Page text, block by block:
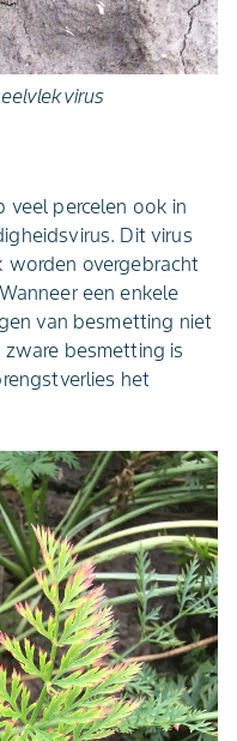
veel percelen ook in
Dit virus
worden overgebracht
een enkele
van besmetting niet
besmetting is
het